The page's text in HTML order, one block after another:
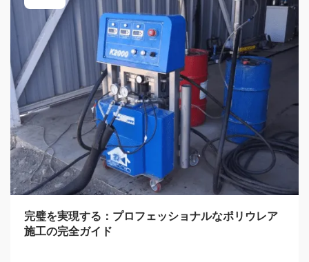
完璧を実現する：プロフェッショナルなポリウレア
施工の完全ガイド